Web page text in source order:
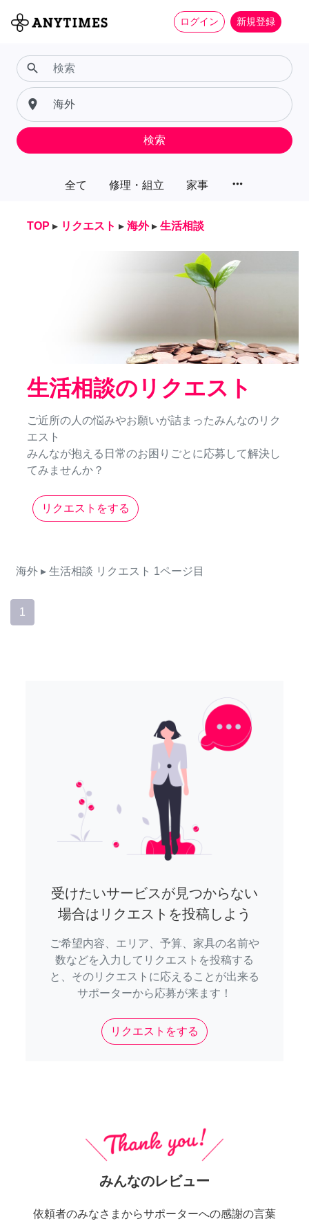
ログイン 新規登録
全て 修理・組立 家事 more_horiz
search
place
検索
TOP ▸ リクエスト ▸ 海外 ▸ 生活相談
生活相談のリクエスト
ご近所の人の悩みやお願いが詰まったみんなのリク
エスト
みんなが抱える日常のお困りごとに応募して解決し
てみませんか？
リクエストをする
海外 ▸ 生活相談 リクエスト 1ページ目
1
受けたいサービスが見つからない
場合はリクエストを投稿しよう
ご希望内容、エリア、予算、家具の名前や
数などを入力してリクエストを投稿する
と、そのリクエストに応えることが出来る
サポーターから応募が来ます！
リクエストをする
みんなのレビュー
依頼者のみなさまからサポーターへの感謝の言葉